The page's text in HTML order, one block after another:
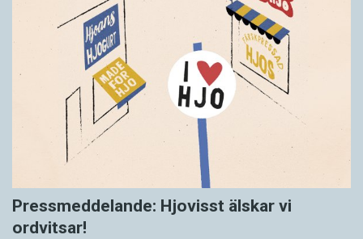
Pressmeddelande: Hjovisst älskar vi
ordvitsar!